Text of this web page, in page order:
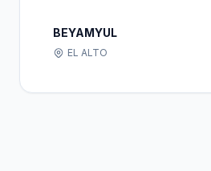
BEYAMYUL
EL ALTO